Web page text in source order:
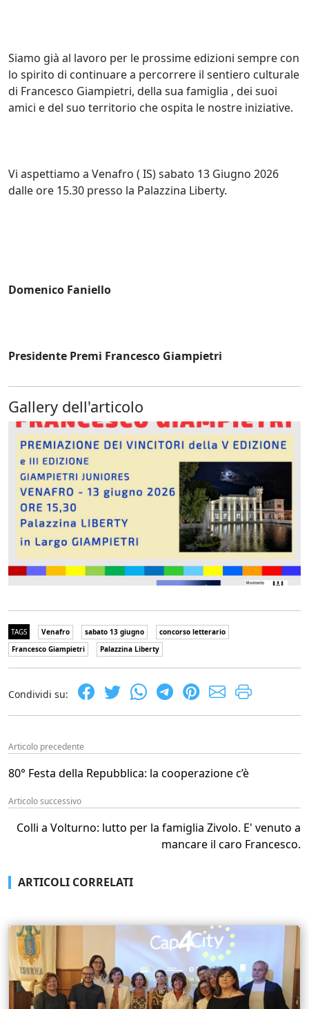
Siamo già al lavoro per le prossime edizioni sempre con
lo spirito di continuare a percorrere il sentiero culturale
di Francesco Giampietri, della sua famiglia , dei suoi
amici e del suo territorio che ospita le nostre iniziative.
Vi aspettiamo a Venafro ( IS) sabato 13 Giugno 2026
dalle ore 15.30 presso la Palazzina Liberty.
Domenico Faniello
Presidente Premi Francesco Giampietri
Gallery dell'articolo
TAGS Venafro sabato 13 giugno
concorso letterario
Francesco Giampietri
Palazzina Liberty
Condividi su:
Articolo precedente
80° Festa della Repubblica: la cooperazione c’è
Articolo successivo
Colli a Volturno: lutto per la famiglia Zivolo. E' venuto a
mancare il caro Francesco.
ARTICOLI CORRELATI